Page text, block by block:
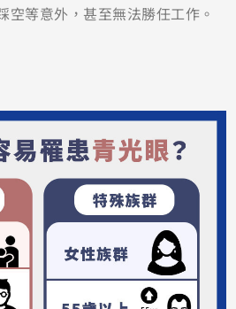
空等意外，甚至無法勝任工作。